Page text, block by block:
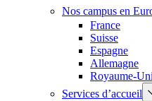
Nos campus en
France
Suisse
Espagne
Allemagne
Royaume-Uni
Services d’accueil